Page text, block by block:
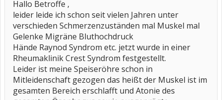
Hallo Betroffe ,
leider leide ich schon seit vielen Jahren unter
verschieden Schmerzenzuständen mal Muskel mal
Gelenke Migräne Bluthochdruck
Hände Raynod Syndrom etc. jetzt wurde in einer
Rheumaklinik Crest Syndrom festgestellt.
Leider ist meine Speiseröhre schon in
Mitleidenschaft gezogen das heißt der Muskel ist im
gesamten Bereich erschlafft und Atonie des